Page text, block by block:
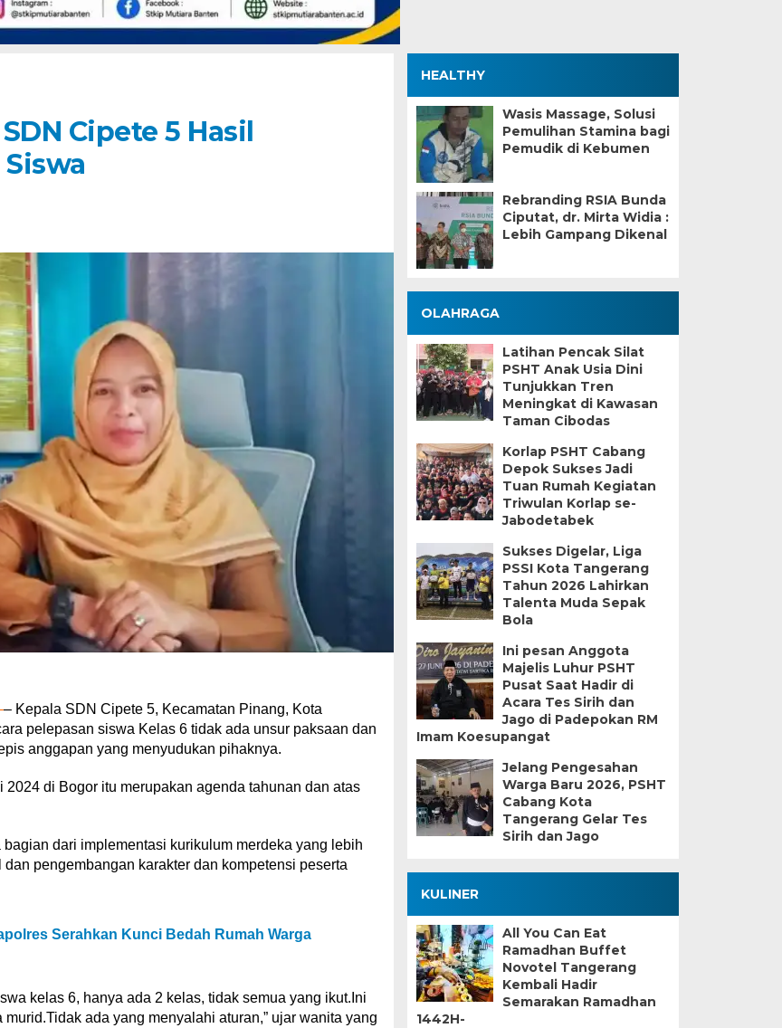
Cipete 5 Hasil
– Kepala SDN Cipete 5, Kecamatan Pinang, Kota
pelepasan siswa Kelas 6 tidak ada unsur paksaan dan
anggapan yang menyudukan pihaknya.
di Bogor itu merupakan agenda tahunan dan atas
dari implementasi kurikulum merdeka yang lebih
pengembangan karakter dan kompetensi peserta
Serahkan Kunci Bedah Rumah Warga
kelas 6, hanya ada 2 kelas, tidak semua yang ikut.Ini
ada yang menyalahi aturan,” ujar wanita yang
HEALTHY
Wasis Massage, Solusi
Pemulihan Stamina bagi
Pemudik di Kebumen
Rebranding RSIA Bunda
Ciputat, dr. Mirta Widia :
Lebih Gampang Dikenal
OLAHRAGA
Latihan Pencak Silat
PSHT Anak Usia Dini
Tunjukkan Tren
Meningkat di Kawasan
Taman Cibodas
Korlap PSHT Cabang
Depok Sukses Jadi
Tuan Rumah Kegiatan
Triwulan Korlap se-
Jabodetabek
Sukses Digelar, Liga
PSSI Kota Tangerang
Tahun 2026 Lahirkan
Talenta Muda Sepak
Bola
Ini pesan Anggota
Majelis Luhur PSHT
Pusat Saat Hadir di
Acara Tes Sirih dan
Jago di Padepokan RM
Imam Koesupangat
Jelang Pengesahan
Warga Baru 2026, PSHT
Cabang Kota
Tangerang Gelar Tes
Sirih dan Jago
KULINER
All You Can Eat
Ramadhan Buffet
Novotel Tangerang
Kembali Hadir
Semarakan Ramadhan
1442H-